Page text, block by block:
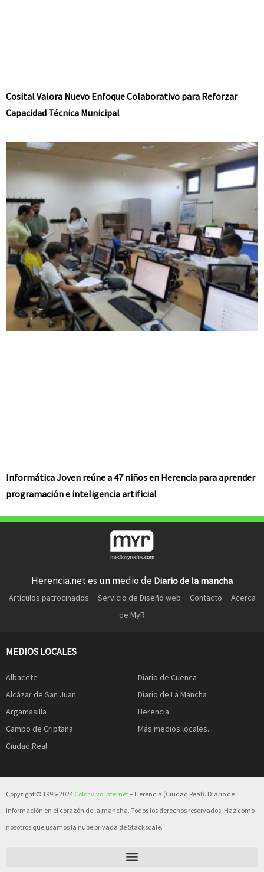
Cosital Valora Nuevo Enfoque Colaborativo para Reforzar
Capacidad Técnica Municipal
Informática Joven reúne a 47 niños en Herencia para aprender
programación e inteligencia artificial
Herencia.net es un medio de Diario de la mancha
Artículos patrocinados Servicio de Diseño web Contacto
Acerca
de MyR
MEDIOS LOCALES
Albacete
Alcázar de San Juan
Argamasilla
Campo de Criptana
Ciudad Real
Diario de Cuenca
Diario de La Mancha
Herencia
Más medios locales...
Copyright © 1995-2024 Color vivo Internet– Herencia (Ciudad Real). Diario de
información en el corazón de la mancha. Todos los derechos reservados. Haz como
nosotros que usamos la nube privada de Stackscale.